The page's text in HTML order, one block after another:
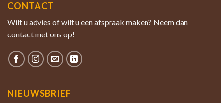
CONTACT
Wilt u advies of wilt u een afspraak maken? Neem dan
contact met ons op!
NIEUWSBRIEF